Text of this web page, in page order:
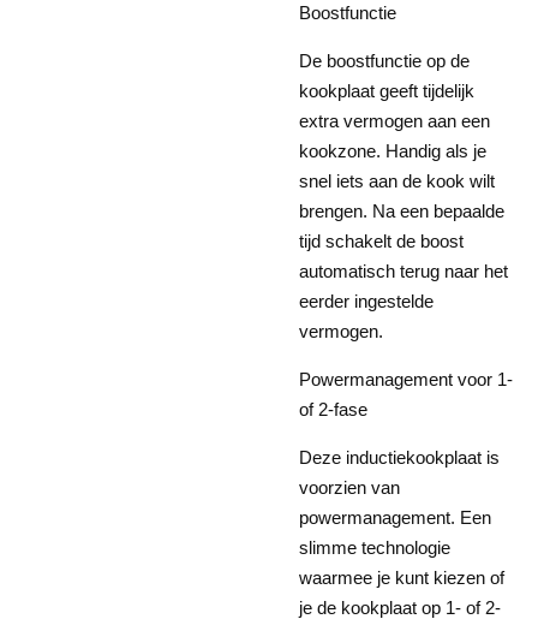
Boostfunctie
De boostfunctie op de
kookplaat geeft tijdelijk
extra vermogen aan een
kookzone. Handig als je
snel iets aan de kook wilt
brengen. Na een bepaalde
tijd schakelt de boost
automatisch terug naar het
eerder ingestelde
vermogen.
Powermanagement voor 1-
of 2-fase
Deze inductiekookplaat is
voorzien van
powermanagement. Een
slimme technologie
waarmee je kunt kiezen of
je de kookplaat op 1- of 2-